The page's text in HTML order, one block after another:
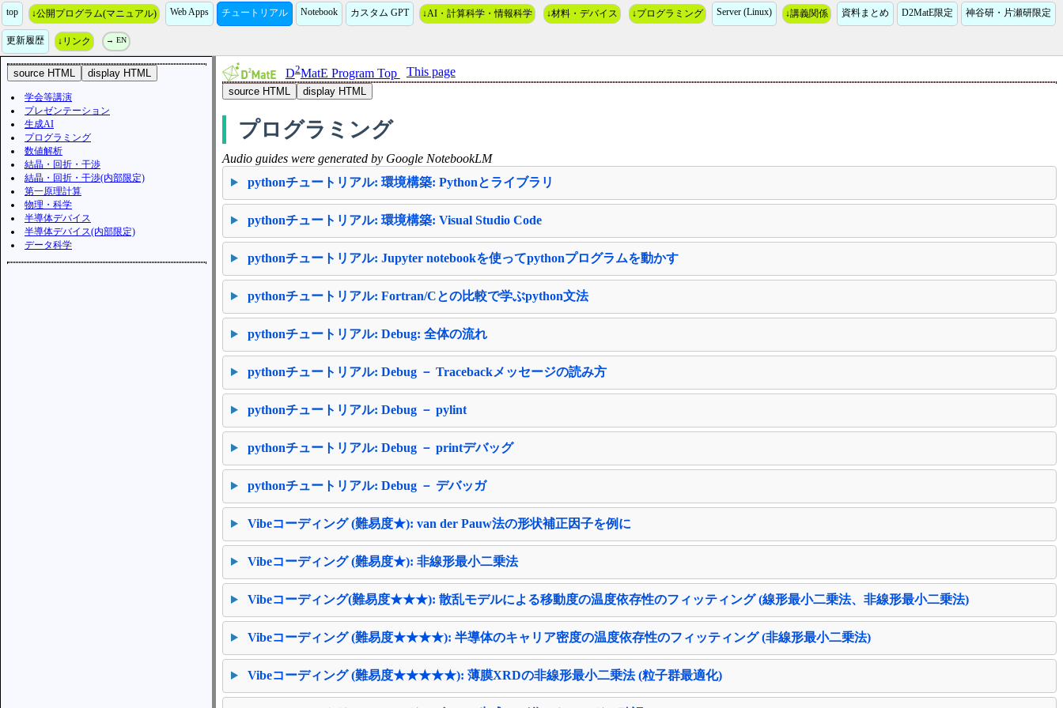
top ↓公開プログラム(マニュアル) Web Apps チュートリアル Notebook カスタム GPT ↓AI・計算科学・情報科学 ↓材料・デバイス ↓プログラミング Server (Linux) ↓講義関係 資料まとめ D2MatE限定 神谷研・片瀬研限定
更新履歴 ↓リンク → EN